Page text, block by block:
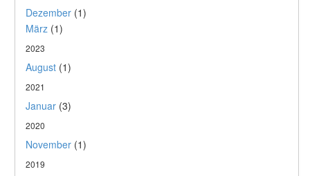
Dezember (1)
März (1)
2023
August (1)
2021
Januar (3)
2020
November (1)
2019